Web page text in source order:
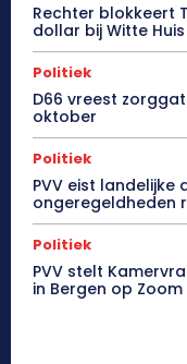
Rechter blokkeert
dollar bij Witte Huis
Politiek
D66 vreest
oktober
Politiek
PVV eist landelijke
ongeregeldheden
Politiek
PVV stelt
in Bergen op Zoom